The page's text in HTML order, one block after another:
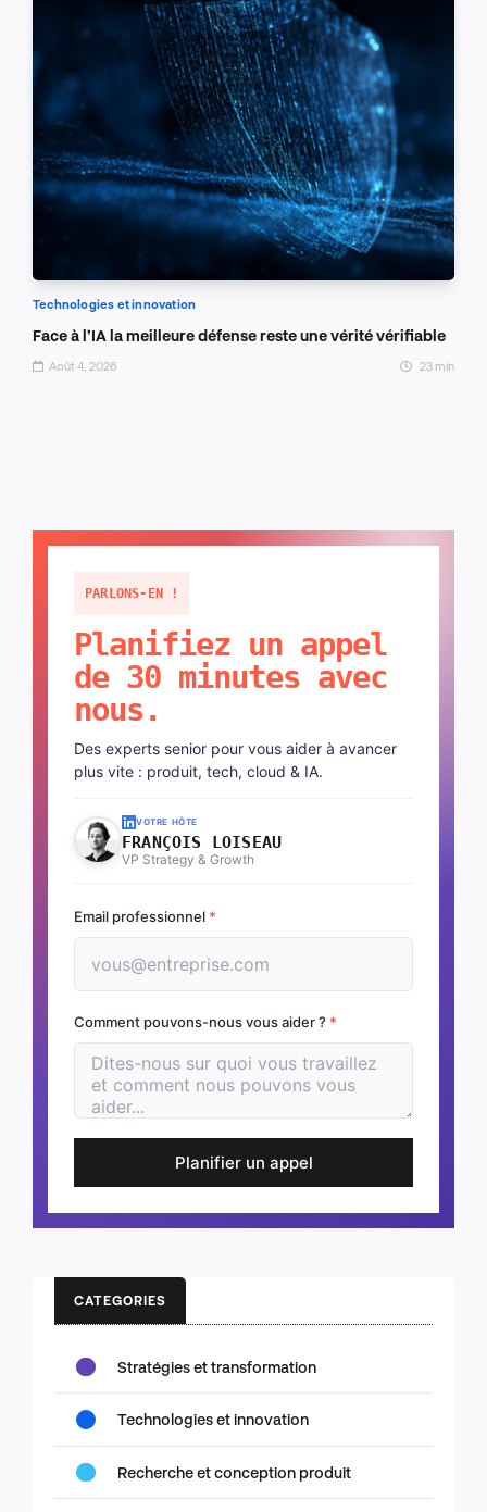
Technologies et innovation
Face à l’IA la meilleure défense reste une vérité vérifiable
Août 4, 2026 23 min
PARLONS-EN !
Planifiez un appel
de 30 minutes avec
nous.
Des experts senior pour vous aider à avancer
plus vite : produit, tech, cloud & IA.
VOTRE HÔTE
FRANÇOIS LOISEAU
VP Strategy & Growth
Email professionnel *
Comment pouvons-nous vous aider ? *
Planifier un appel
CATEGORIES
Stratégies et transformation
Technologies et innovation
Recherche et conception produit